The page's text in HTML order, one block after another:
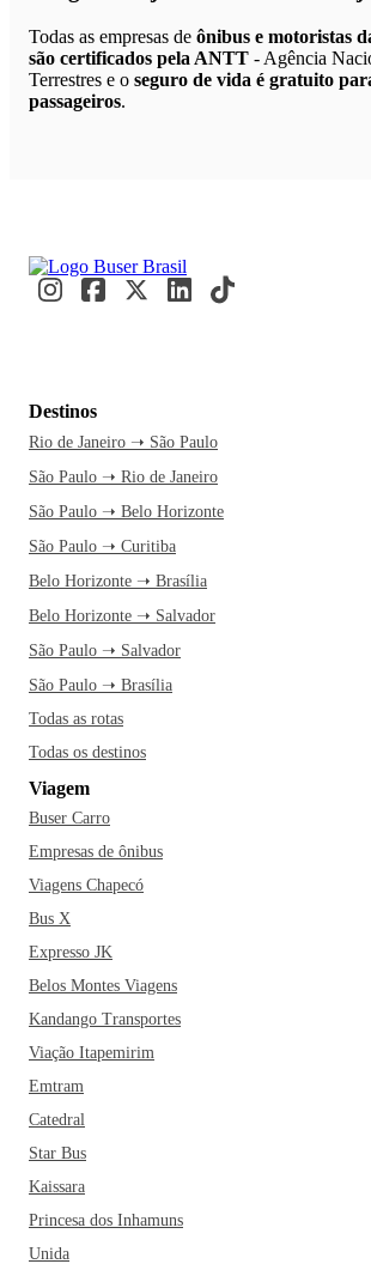
Todas as empresas de ônibus e motoristas
são certificados pela ANTT - Agência
Terrestres e o seguro de vida é gratuito
passageiros.
Destinos
Rio de Janeiro ➝ São Paulo
São Paulo ➝ Rio de Janeiro
São Paulo ➝ Belo Horizonte
São Paulo ➝ Curitiba
Belo Horizonte ➝ Brasília
Belo Horizonte ➝ Salvador
São Paulo ➝ Salvador
São Paulo ➝ Brasília
Todas as rotas
Todas os destinos
Viagem
Buser Carro
Empresas de ônibus
Viagens Chapecó
Bus X
Expresso JK
Belos Montes Viagens
Kandango Transportes
Viação Itapemirim
Emtram
Catedral
Star Bus
Kaissara
Princesa dos Inhamuns
Unida